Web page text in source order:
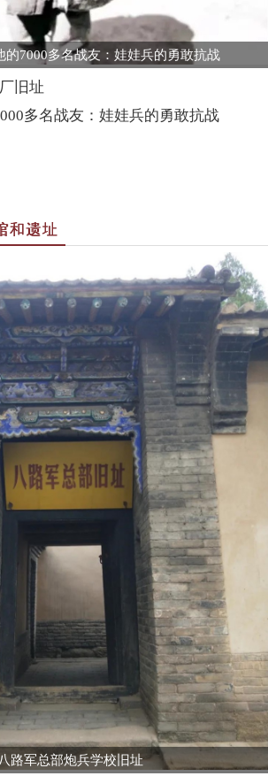
的7000多名战友：娃娃兵的勇敢抗战
旧址
多名战友：娃娃兵的勇敢抗战
和遗址
八路军总部炮兵学校旧址